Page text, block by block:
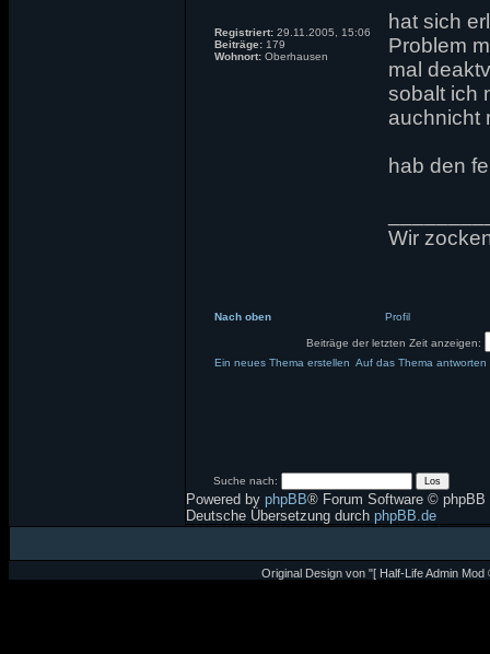
Registriert: 29.11.2005, 15:06
Beiträge: 179
Wohnort: Oberhausen
hat sich
Problem
mal
sobalt ich
auchnicht
hab den
Wir
Nach oben Profil
Beiträge der letzten Zeit anzeigen:
Ein neues Thema erstellen Auf das Thema antworten
Suche nach:
Powered by phpBB® Forum Software © phpBB
Deutsche Übersetzung durch phpBB.de
Original Design von "[ Half-Life Admin